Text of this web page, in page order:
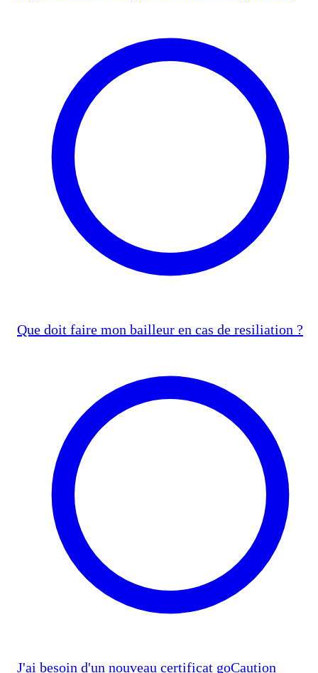
Que doit faire mon bailleur en cas de resiliation ?
J'ai besoin d'un nouveau certificat goCaution